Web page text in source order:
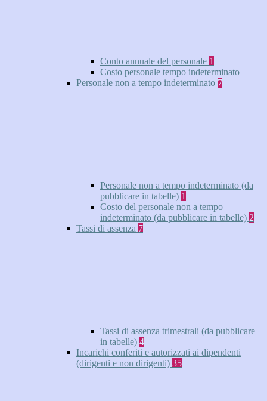
Conto annuale del personale 1
Costo personale tempo indeterminato
Personale non a tempo indeterminato 7
Personale non a tempo indeterminato (da
pubblicare in tabelle) 1
Costo del personale non a tempo
indeterminato (da pubblicare in tabelle) 2
Tassi di assenza 7
Tassi di assenza trimestrali (da pubblicare
in tabelle) 4
Incarichi conferiti e autorizzati ai dipendenti
(dirigenti e non dirigenti) 35